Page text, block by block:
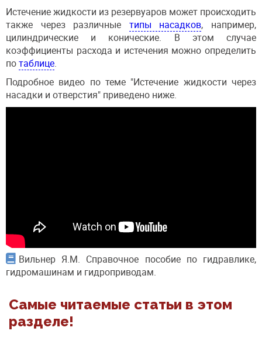
Истечение жидкости из резервуаров может происходить
также через различные типы насадков, например,
цилиндрические и конические. В этом случае
коэффициенты расхода и истечения можно определить
потаблице.
Подробное видео по теме "Истечение жидкости через
насадки и отверстия" приведено ниже.
Вильнер Я.М. Справочное пособие по гидравлике,
гидромашинам и гидроприводам.
Самые читаемые статьи в этом
разделе!